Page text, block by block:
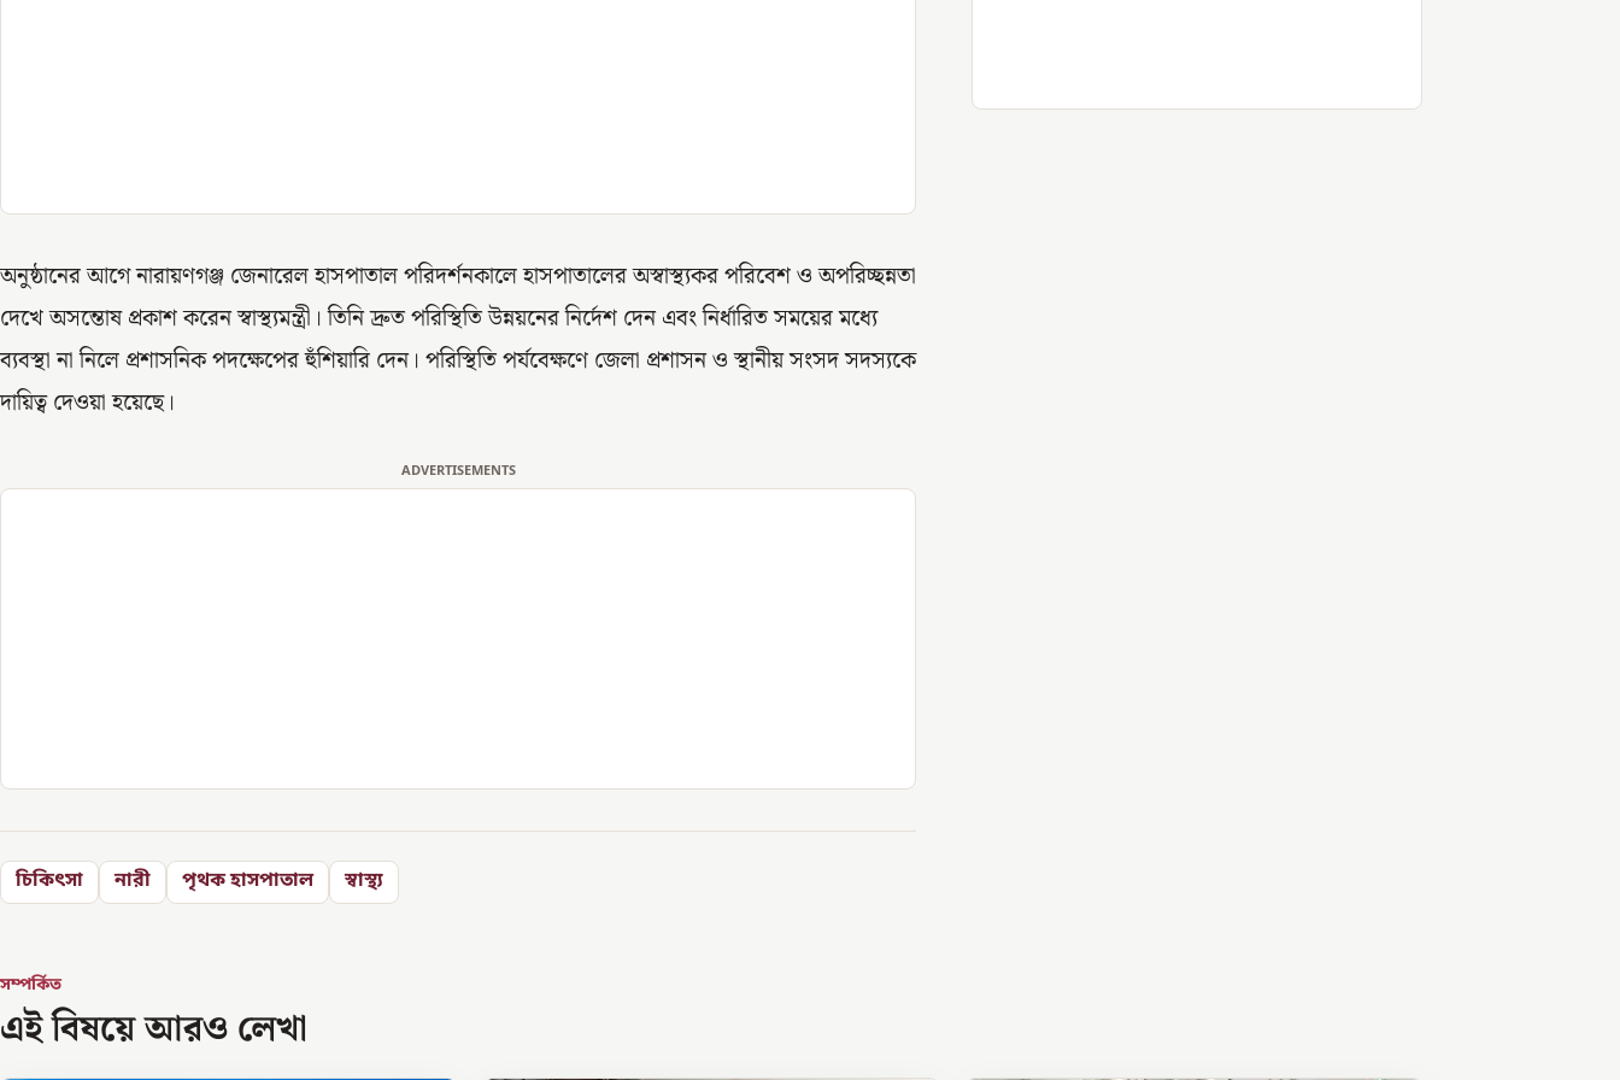
অনুষ্ঠানের আগে নারায়ণগঞ্জ জেনারেল হাসপাতাল পরিদর্শনকালে হাসপাতালের অস্বাস্থ্যকর পরিবেশ ও অপরিচ্ছন্নতা
দেখে অসন্তোষ প্রকাশ করেন স্বাস্থ্যমন্ত্রী। তিনি দ্রুত পরিস্থিতি উন্নয়নের নির্দেশ দেন এবং নির্ধারিত সময়ের মধ্যে
ব্যবস্থা না নিলে প্রশাসনিক পদক্ষেপের হুঁশিয়ারি দেন। পরিস্থিতি পর্যবেক্ষণে জেলা প্রশাসন ও স্থানীয় সংসদ সদস্যকে
দায়িত্ব দেওয়া হয়েছে।
ADVERTISEMENTS
চিকিৎসা নারী পৃথক হাসপাতাল স্বাস্থ্য
সম্পর্কিত
এই বিষয়ে আরও লেখা